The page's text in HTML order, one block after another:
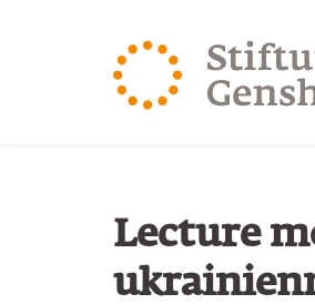
Lecture